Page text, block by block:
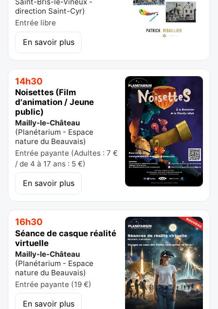
Saint-Bris-le-Vineux -
direction Saint-Cyr)
Entrée libre
En savoir plus
14h30
Noisettes (Film
d'animation / Jeune
public)
Mailly-le-Château
(Planétarium - Espace
nature du Beauvais)
Entrée payante (Adultes : 7 €
/ de 4 à 17 ans : 5 €)
En savoir plus
16h30
Séance de casque réalité
virtuelle
Mailly-le-Château
(Planétarium - Espace
nature du Beauvais)
Entrée payante (19 €)
En savoir plus